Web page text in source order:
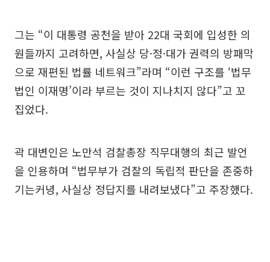
그는 “이 대통령 공천을 받아 22대 국회에 입성한 의
원들까지 고려하면, 사실상 당·정·대가 권력의 방패막
으로 재편된 법률 네트워크”라며 “이런 구조를 ‘법무
법인 이재명’이라 부르는 것이 지나치지 않다”고 꼬
집었다.
곽 대변인은 노만석 검찰총장 직무대행의 최근 발언
을 인용하며 “법무부가 검찰의 독립적 판단을 존중하
기는커녕, 사실상 정답지를 내려보냈다”고 주장했다.